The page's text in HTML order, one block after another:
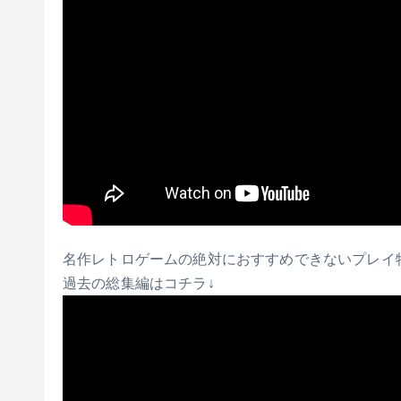
名作レトロゲームの絶対におすすめできないプレ
過去の総集編はコチラ↓